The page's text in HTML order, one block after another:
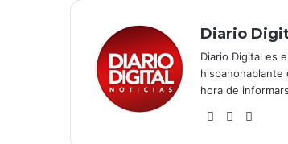
Diario
Diario Digital es
hora de
Fa
X